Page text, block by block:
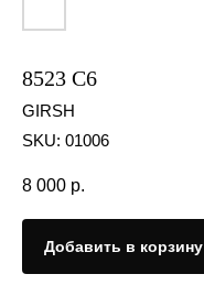
8523 C6
GIRSH
SKU: 01006
8 000 р.
Добавить в корзину